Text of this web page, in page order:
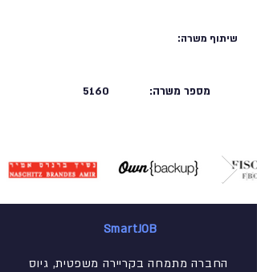
שיתוף משרה:
5160 מספר משרה:
SmartJOB
החברה מתמחה בקריירה משפטית, גיוס